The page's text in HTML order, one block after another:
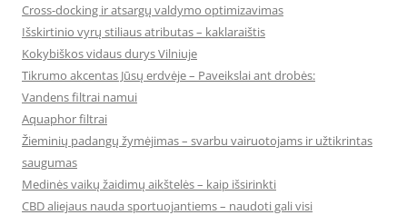
Cross-docking ir atsargų valdymo optimizavimas
Išskirtinio vyrų stiliaus atributas – kaklaraištis
Kokybiškos vidaus durys Vilniuje
Tikrumo akcentas Jūsų erdvėje – Paveikslai ant drobės:
Vandens filtrai namui
Aquaphor filtrai
Žieminių padangų žymėjimas – svarbu vairuotojams ir užtikrintas
saugumas
Medinės vaikų žaidimų aikštelės – kaip išsirinkti
CBD aliejaus nauda sportuojantiems – naudoti gali visi